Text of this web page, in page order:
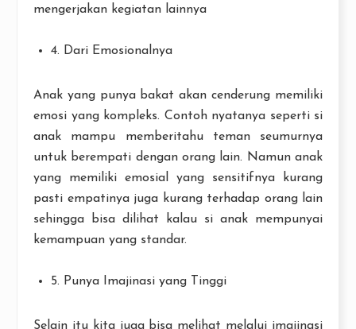
mengerjakan kegiatan lainnya
4. Dari Emosionalnya
Anak yang punya bakat akan cenderung memiliki
emosi yang kompleks. Contoh nyatanya seperti si
anak mampu memberitahu teman seumurnya
untuk berempati dengan orang lain. Namun anak
yang memiliki emosial yang sensitifnya kurang
pasti empatinya juga kurang terhadap orang lain
sehingga bisa dilihat kalau si anak mempunyai
kemampuan yang standar.
5. Punya Imajinasi yang Tinggi
Selain itu kita juga bisa melihat melalui imajinasi